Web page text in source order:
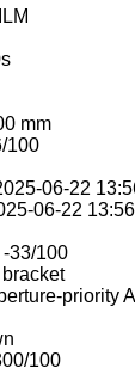
mm
100
06-22
06-22
-33/100
priority
100